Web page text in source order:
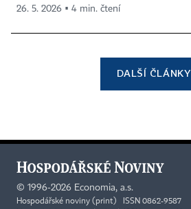
26. 5. 2026 ▪ 4 min. čtení
DALŠÍ ČLÁNKY
© 1996-2026 Economia, a.s.
Hospodářské noviny (print) ISSN 0862-9587